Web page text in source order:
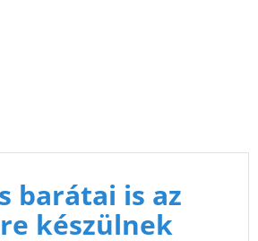
barátai is az
készülnek